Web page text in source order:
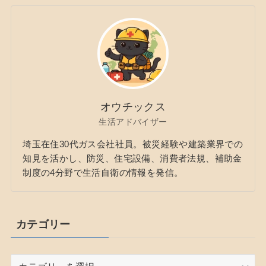
オウチックス
生活アドバイザー
埼玉在住30代ガス会社社員。被災経験や建築業界での
知見を活かし、防災、住宅設備、消費者法規、補助金
制度の4分野で生活自衛の情報を発信。
カテゴリー